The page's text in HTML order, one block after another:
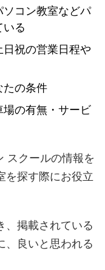
コン教室などパ
いる
祝の営業日程や
たの条件
の有無・サービ
スクールの情報を
を探す際にお役立
、掲載されている
、良いと思われる